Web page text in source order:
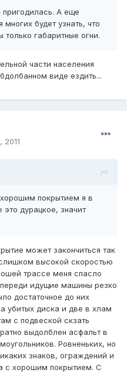
А еще
будет узнать, что
только габаритные огни.
части населения
виде ездить...
2011
покрытием я в
дурацкое, значит
может закончиться так
высокой скоростью
трассе меня спасло
идущие машины резко
достаточное до них
убитых диска и две в хлам
с подвеской скзать
выдолблен асфальт в
Ровненьких, но
знаков, ограждений и
с хорошим покрытием. С